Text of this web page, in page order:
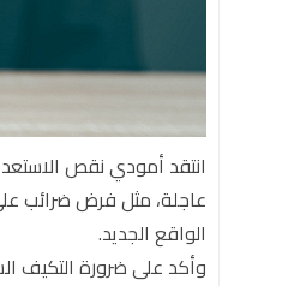
انتقد أمودي نقص
عاجلة، مثل فرض ضرائب
الواقع الجديد.
وأكد على ضرورة التكيف